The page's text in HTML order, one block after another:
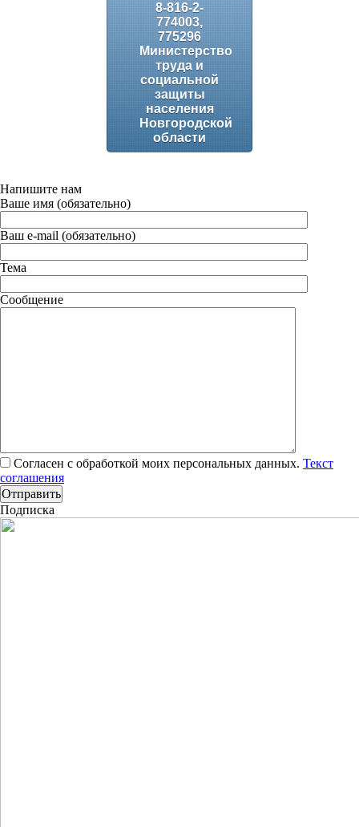
8-816-2-
774003,
775296
Министерство
труда и
социальной
защиты
населения
Новгородской
области
Напишите нам
Ваше имя (обязательно)
Ваш e-mail (обязательно)
Тема
Сообщение
Согласен с обработкой моих персональных данных. Текст
соглашения
Подписка